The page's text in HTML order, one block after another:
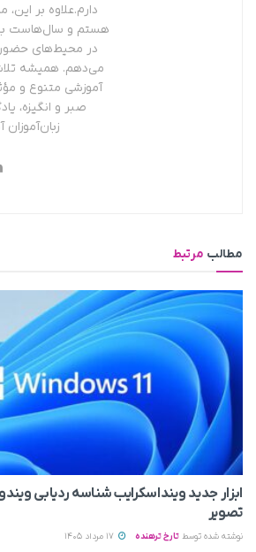
دارم.علاوه بر
هستم و سال‌هاست به
در محیط‌های
می‌دهم. همیشه
آموزشی متنوع و
صبر و انگیزه،
مطالب مرتبط
ابزار جدید وینداسکرایب شناسه ردیابی
تصویر
نوشته شده توسط تارخ ترهنده